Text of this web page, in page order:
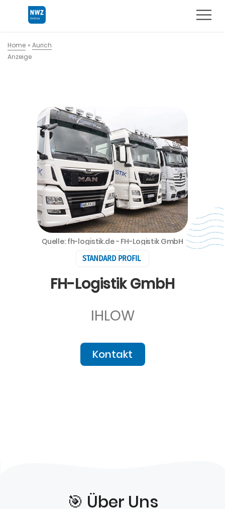
Home » Aurich
Anzeige
STANDARD PROFIL
FH-Logistik GmbH
IHLOW
Kontakt
Quelle: fh-logistik.de - FH-Logistik GmbH
🎯️ Über Uns